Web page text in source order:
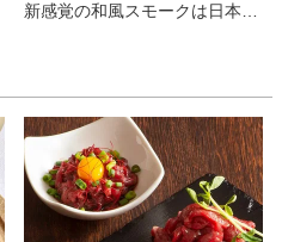
新感覚の和風スモークは日本酒
香が素材の旨さを引き立てる洗
練の味わいだ。